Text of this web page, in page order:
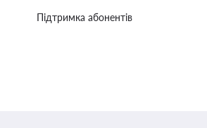
Підтримка абонентів